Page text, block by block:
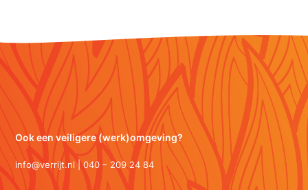
Ook een veiligere (werk)omgeving?
info@verrijt.nl | 040 – 209 24 84